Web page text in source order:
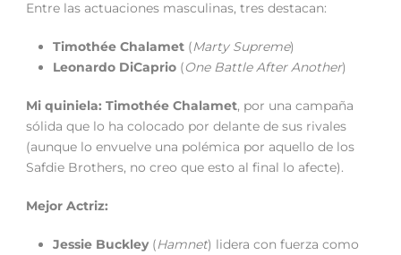
Entre las actuaciones masculinas, tres destacan:
Timothée Chalamet (Marty Supreme)
Leonardo DiCaprio (One Battle After Another)
Mi quiniela: Timothée Chalamet, por una campaña
sólida que lo ha colocado por delante de sus rivales
(aunque lo envuelve una polémica por aquello de los
Safdie Brothers, no creo que esto al final lo afecte).
Mejor Actriz:
Jessie Buckley(Hamnet) lidera con fuerza como